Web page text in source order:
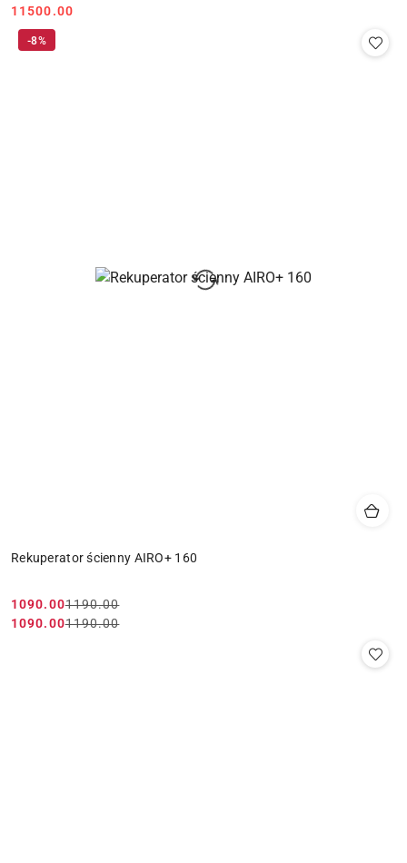
Cena:
Cena:
11500.00
Rekuperator ścienny AIRO+ 160
Cena
1090.00
Cena
1190.00
Cena
1090.00
Cena
1190.00
-8%